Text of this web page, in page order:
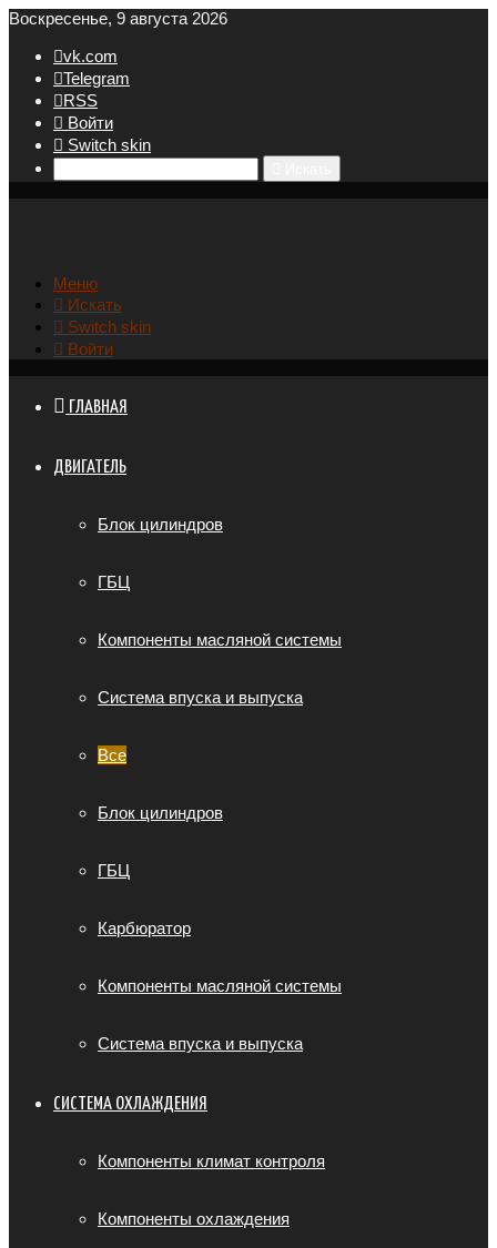
Воскресенье, 9 августа 2026
vk.com
Telegram
RSS
Войти
Switch skin
Меню
Искать
Switch skin
Войти
ГЛАВНАЯ
ДВИГАТЕЛЬ
Блок цилиндров
ГБЦ
Компоненты масляной системы
Система впуска и выпуска
Все
Блок цилиндров
ГБЦ
Карбюратор
Компоненты масляной системы
Система впуска и выпуска
СИСТЕМА ОХЛАЖДЕНИЯ
Компоненты климат контроля
Компоненты охлаждения